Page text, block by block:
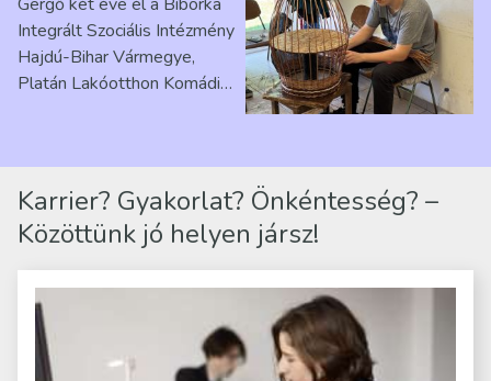
Ribárszky Gergő ellátottal
Integrált Szociális Intézmény
Hajdú-Bihar Vármegye,
Platán Lakóotthon Komádi
Karrier? Gyakorlat? Önkéntesség? –
Közöttünk jó helyen jársz!